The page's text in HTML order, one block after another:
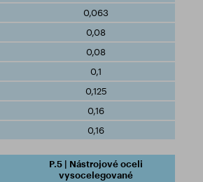
0,063
0,08
0,08
0,1
0,125
0,16
0,16
P.5 | Nástrojové oceli
vysocelegované